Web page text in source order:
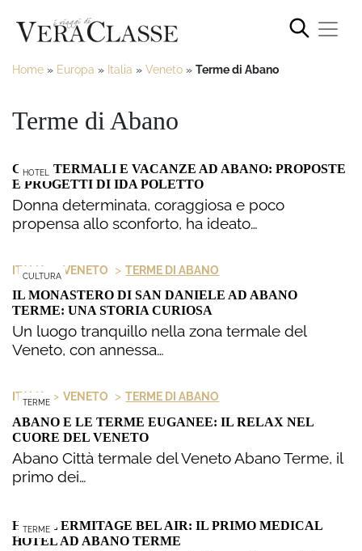
Home » Europa » Italia » Veneto » Terme di Abano
Terme di Abano
HOTEL
CURE TERMALI E VACANZE AD ABANO: PROPOSTE
E PROGETTI DI IDA POLETTO
Donna determinata, coraggiosa e poco
propensa allo sconforto, ha ideato…
CULTURA
ITALIA > VENETO > TERME DI ABANO
IL MONASTERO DI SAN DANIELE AD ABANO
TERME: UNA STORIA CURIOSA
Un luogo tranquillo nella zona termale del
Veneto, con annessa…
TERME
ITALIA > VENETO > TERME DI ABANO
ABANO E LE TERME EUGANEE: IL RELAX NEL
CUORE DEL VENETO
Abano Città termale del Veneto Abano Terme, il
primo dei…
TERME
HOTEL ERMITAGE BEL AIR: IL PRIMO MEDICAL
HOTEL AD ABANO TERME